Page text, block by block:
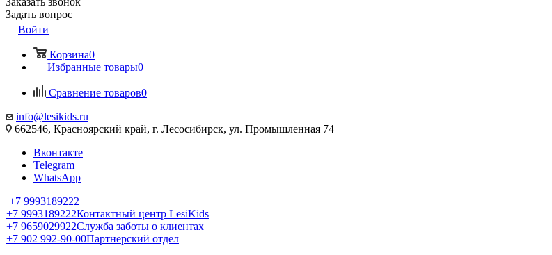
Задать вопрос
Войти
Корзина0
Избранные товары0
Сравнение товаров0
info@lesikids.ru
662546, Красноярский край, г. Лесосибирск, ул. Промышленная 74
Вконтакте
Telegram
WhatsApp
+7 9993189222
+7 9993189222Контактный центр LesiKids
+7 9659029922Служба заботы о клиентах
+7 902 992-90-00Партнерский отдел